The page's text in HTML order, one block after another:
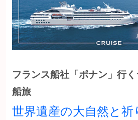
フランス船社「ポナン」行
船旅
世界遺産の大自然と祈